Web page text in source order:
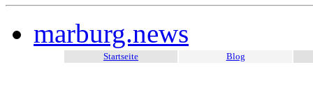
marburg.news
Startseite Blog